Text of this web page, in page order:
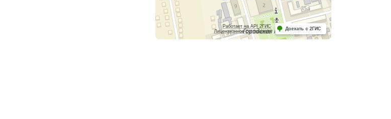
Работает на API 2ГИС
Лицензионное соглашение
Доехать с 2ГИС